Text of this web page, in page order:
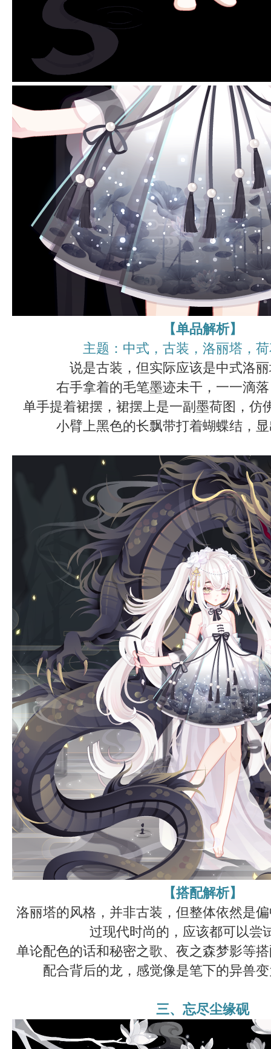
【单品解析】
主题：中式，古装，洛丽塔，
说是古装，但实际应该是中式洛
右手拿着的毛笔墨迹未干，一一滴
单手提着裙摆，裙摆上是一副墨荷图，仿
小臂上黑色的长飘带打着蝴蝶结，
【搭配解析】
洛丽塔的风格，并非古装，但整体依然是
过现代时尚的，应该都可以尝
单论配色的话和秘密之歌、夜之森梦影等
配合背后的龙，感觉像是笔下的异兽
三、忘尽尘缘砚